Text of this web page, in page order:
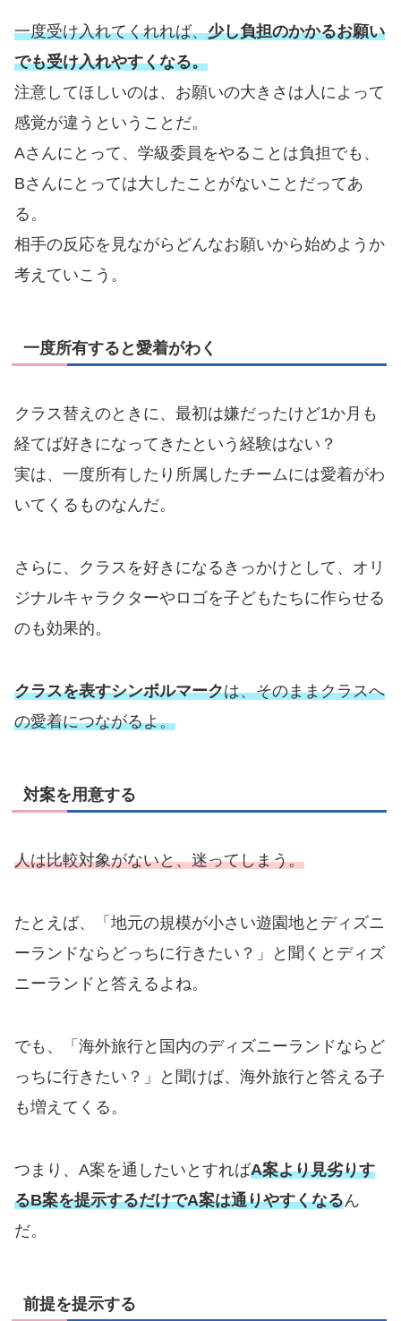
一度受け入れてくれれば、少し負担のかかるお願い
でも受け入れやすくなる。
注意してほしいのは、お願いの大きさは人によって
感覚が違うということだ。
Aさんにとって、学級委員をやることは負担でも、
Bさんにとっては大したことがないことだってあ
る。
相手の反応を見ながらどんなお願いから始めようか
考えていこう。
一度所有すると愛着がわく
クラス替えのときに、最初は嫌だったけど1か月も
経てば好きになってきたという経験はない？
実は、一度所有したり所属したチームには愛着がわ
いてくるものなんだ。
さらに、クラスを好きになるきっかけとして、オリ
ジナルキャラクターやロゴを子どもたちに作らせる
のも効果的。
クラスを表すシンボルマークは、そのままクラスへ
の愛着につながるよ。
対案を用意する
人は比較対象がないと、迷ってしまう。
たとえば、「地元の規模が小さい遊園地とディズニ
ーランドならどっちに行きたい？」と聞くとディズ
ニーランドと答えるよね。
でも、「海外旅行と国内のディズニーランドならど
っちに行きたい？」と聞けば、海外旅行と答える子
も増えてくる。
つまり、A案を通したいとすればA案より見劣りす
るB案を提示するだけでA案は通りやすくなるん
だ。
前提を提示する